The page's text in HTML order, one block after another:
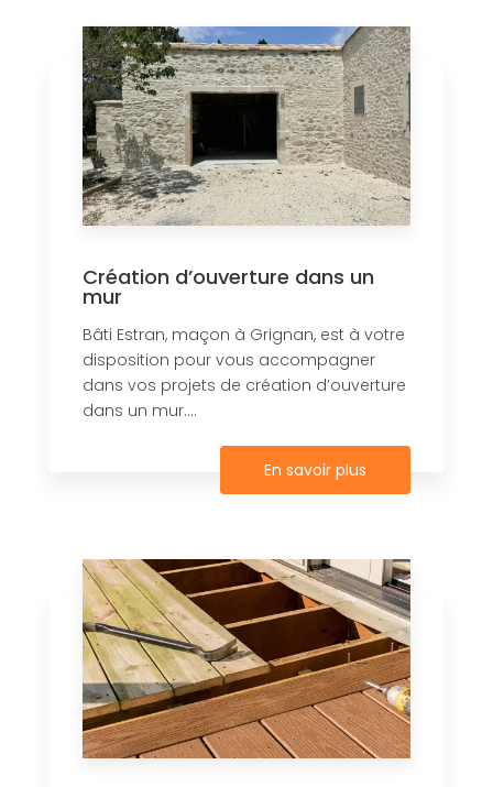
Création d’ouverture dans un
mur
Bâti Estran, maçon à Grignan, est à votre
disposition pour vous accompagner
dans vos projets de création d’ouverture
dans un mur....
En savoir plus